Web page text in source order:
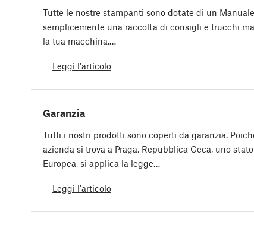
Tutte le nostre stampanti sono dotate di un
semplicemente una raccolta di consigli e trucchi
la tua macchina.…
Leggi l'articolo
Garanzia
Tutti i nostri prodotti sono coperti da garanzia.
azienda si trova a Praga, Repubblica Ceca, uno
Europea, si applica la legge…
Leggi l'articolo